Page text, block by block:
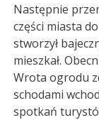
Następnie
części miasta do
stworzył
mieszkał.
Wrota ogrodu
schodami
spotkań